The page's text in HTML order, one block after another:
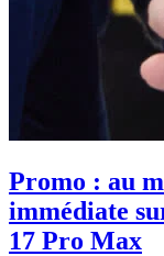
Promo : au
immédiate
17 Pro Max